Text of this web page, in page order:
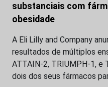
substanciais com
obesidade
A Eli Lilly and Company
resultados de múltiplos
ATTAIN-2, TRIUMPH-1, e
dois dos seus fármacos